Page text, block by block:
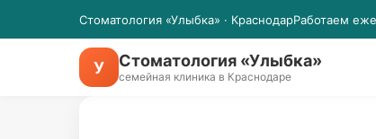
Стоматология «Улыбка» · КраснодарРаботаем
У Стоматология «Улыбка»
семейная клиника в Краснодаре